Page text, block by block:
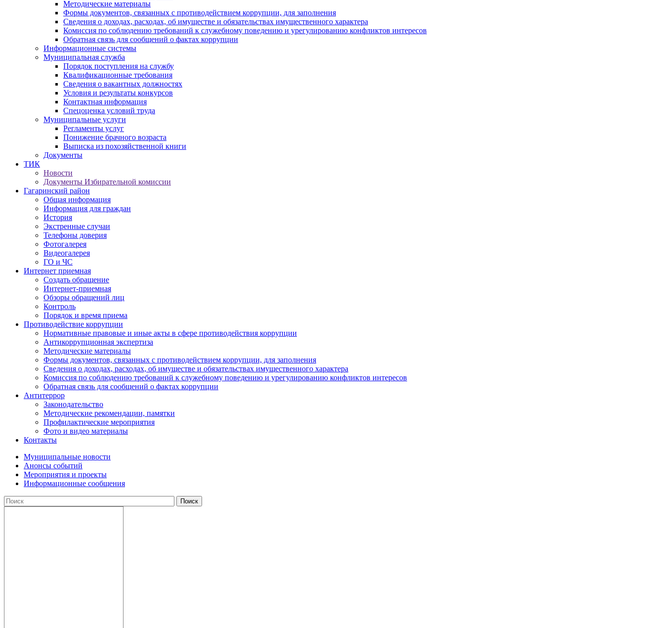
Методические материалы
Формы документов, связанных с противодействием коррупции, для заполнения
Сведения о доходах, расходах, об имуществе и обязательствах имущественного характера
Комиссия по соблюдению требований к служебному поведению и урегулированию конфликтов интересов
Обратная связь для сообщений о фактах коррупции
Информационные системы
Муниципальная служба
Порядок поступления на службу
Квалификационные требования
Сведения о вакантных должностях
Условия и результаты конкурсов
Контактная информация
Спецоценка условий труда
Муниципальные услуги
Регламенты услуг
Понижение брачного возраста
Выписка из похозяйственной книги
Документы
ТИК
Новости
Документы Избирательной комиссии
Гагаринский район
Общая информация
Информация для граждан
История
Экстренные случаи
Телефоны доверия
Фотогалерея
Видеогалерея
ГО и ЧС
Интернет приемная
Создать обращение
Интернет-приемная
Обзоры обращений лиц
Контроль
Порядок и время приема
Противодействие коррупции
Нормативные правовые и иные акты в сфере противодействия коррупции
Антикоррупционная экспертиза
Методические материалы
Формы документов, связанных с противодействием коррупции, для заполнения
Сведения о доходах, расходах, об имуществе и обязательствах имущественного характера
Комиссия по соблюдению требований к служебному поведению и урегулированию конфликтов интересов
Обратная связь для сообщений о фактах коррупции
Антитеррор
Законодательство
Методические рекомендации, памятки
Профилактические мероприятия
Фото и видео материалы
Контакты
Муниципальные новости
Анонсы событий
Мероприятия и проекты
Информационные сообщения